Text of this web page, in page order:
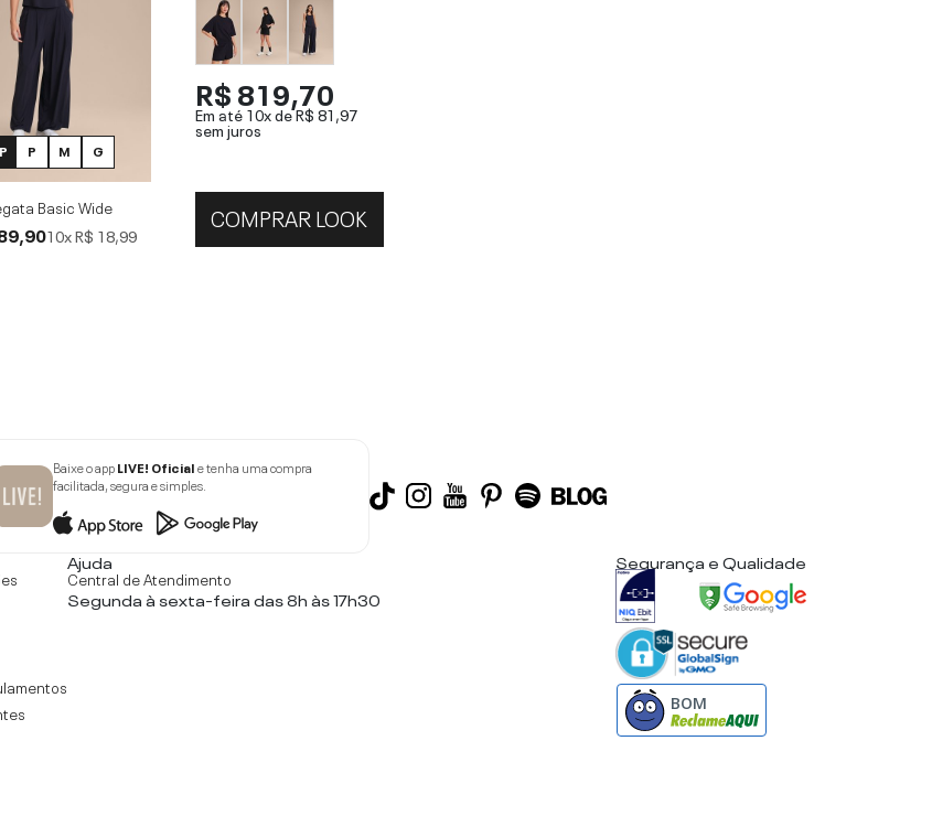
P M G
Basic Wide
10xR$ 18,99
R$ 819,70
Em até 10x deR$ 81,97
sem juros
COMPRAR LOOK
Baixe o appLIVE! Oficiale tenha uma compra
facilitada, segura e simples.
Ajuda
Central de Atendimento
Segunda à sexta-feira das 8h às 17h30
Segurança e Qualidade
BOM